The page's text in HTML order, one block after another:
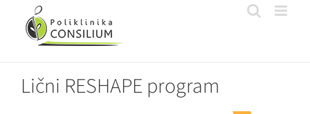
Lični RESHAPE program